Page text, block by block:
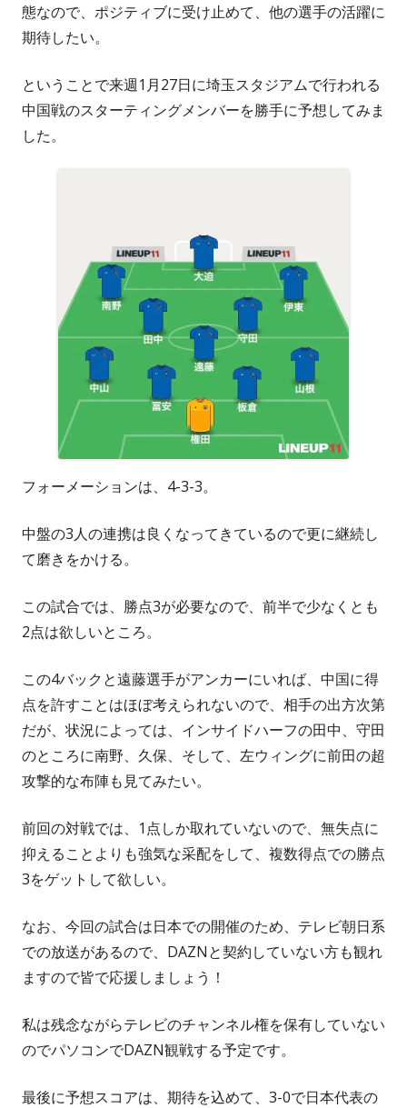
態なので、ポジティブに受け止めて、他の選手の活躍に
期待したい。
ということで来週1月27日に埼玉スタジアムで行われる
中国戦のスターティングメンバーを勝手に予想してみま
した。
フォーメーションは、4-3-3。
中盤の3人の連携は良くなってきているので更に継続し
て磨きをかける。
この試合では、勝点3が必要なので、前半で少なくとも
2点は欲しいところ。
この4バックと遠藤選手がアンカーにいれば、中国に得
点を許すことはほぼ考えられないので、相手の出方次第
だが、状況によっては、インサイドハーフの田中、守田
のところに南野、久保、そして、左ウィングに前田の超
攻撃的な布陣も見てみたい。
前回の対戦では、1点しか取れていないので、無失点に
抑えることよりも強気な采配をして、複数得点での勝点
3をゲットして欲しい。
なお、今回の試合は日本での開催のため、テレビ朝日系
での放送があるので、DAZNと契約していない方も観れ
ますので皆で応援しましょう！
私は残念ながらテレビのチャンネル権を保有していない
のでパソコンでDAZN観戦する予定です。
最後に予想スコアは、期待を込めて、3-0で日本代表の